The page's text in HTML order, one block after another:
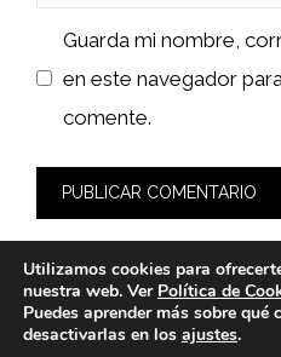
Guarda mi nombre,
en este navegador
comente.
© 2026 bioloco.es -Política
Utilizamos cookies para
nuestra web. Ver Política de
Puedes aprender más sobre
desactivarlas en los ajustes.